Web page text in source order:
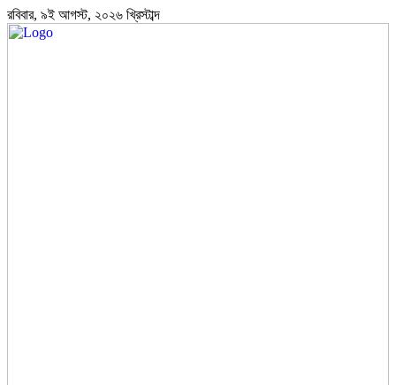
রবিবার, ৯ই আগস্ট, ২০২৬ খ্রিস্টাব্দ